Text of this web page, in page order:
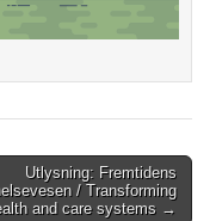
Utlysning: Fremtidens
/ Transforming
and care systems →